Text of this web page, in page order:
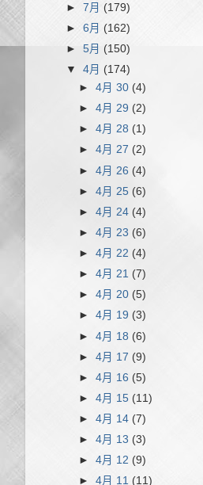
►7月(179)
►6月(162)
►5月 (150)
▼4月 (174)
►4月 30 (4)
►4月 29 (2)
►4月 28 (1)
►4月 27 (2)
►4月 26 (4)
►4月 25 (6)
►4月 24 (4)
►4月 23 (6)
►4月 22 (4)
►4月 21 (7)
►4月 20 (5)
►4月 19 (3)
►4月 18 (6)
►4月 17 (9)
►4月 16 (5)
►4月 15 (11)
►4月 14(7)
►4月 13 (3)
►4月 12 (9)
►4月 11 (11)